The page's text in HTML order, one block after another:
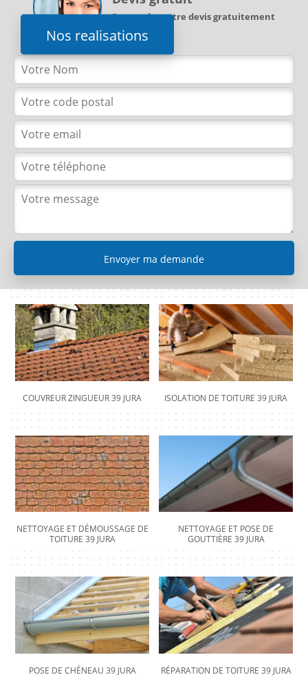
Nos realisations
Demandez votre devis gratuitement
COUVREUR ZINGUEUR 39 JURA ISOLATION DE TOITURE 39 JURA
NETTOYAGE ET DÉMOUSSAGE DE
TOITURE 39 JURA
NETTOYAGE ET POSE DE
GOUTTIÈRE 39 JURA
POSE DE CHÉNEAU 39 JURA RÉPARATION DE TOITURE 39 JURA